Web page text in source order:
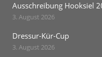
Ausschreibung Hooksiel
3. August 2026
Dressur-Kür-Cup
3. August 2026